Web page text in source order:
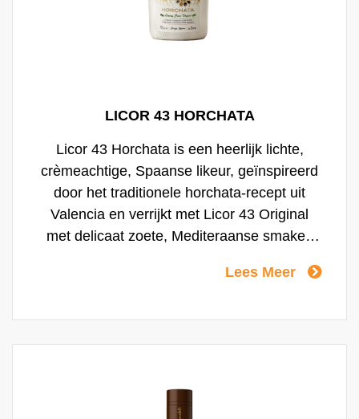
LICOR 43 HORCHATA
Licor 43 Horchata is een heerlijk lichte,
crèmeachtige, Spaanse likeur, geïnspireerd
door het traditionele horchata-recept uit
Valencia en verrijkt met Licor 43 Original
met delicaat zoete, Mediteraanse smaken
Lees Meer